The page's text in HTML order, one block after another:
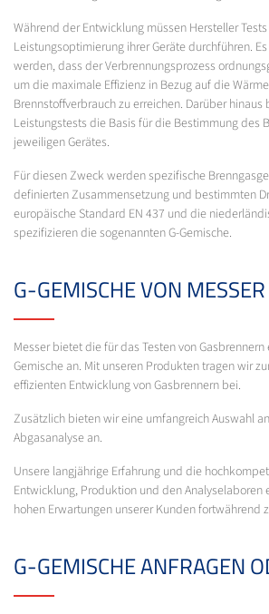
Während der Entwicklung müssen Hersteller
Leistungsoptimierung ihrer Geräte durchführen.
werden, dass der Verbrennungsprozess
um die maximale Effizienz in Bezug auf die
Brennstoffverbrauch zu erreichen. Darüber hinaus
Leistungstests die Basis für die Bestimmung des
jeweiligen Gerätes.
Für diesen Zweck werden spezifische
definierten Zusammensetzung und bestimmten
europäische Standard EN 437 und die
spezifizieren die sogenannten G-Gemische.
G-GEMISCHE VON MESSER
Messer bietet die für das Testen von
Gemische an. Mit unseren Produkten tragen wir
effizienten Entwicklung von Gasbrennern bei.
Zusätzlich bieten wir eine umfangreich Auswahl
Abgasanalyse an.
Unsere langjährige Erfahrung und die
Entwicklung, Produktion und den Analyselaboren
hohen Erwartungen unserer Kunden fortwährend
G-GEMISCHE ANFRAGEN